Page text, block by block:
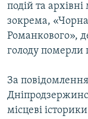
подій та
зокрема,
Романкового»,
голоду померли
За
місцеві